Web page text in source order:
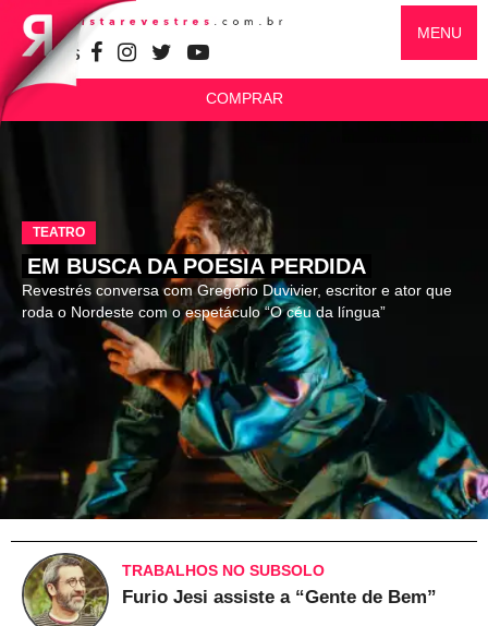
SIGA-NOS
MENU
COMPRAR
TEATRO
EM BUSCA DA POESIA PERDIDA
Revestrés conversa com Gregório Duvivier, escritor e ator que
roda o Nordeste com o espetáculo “O céu da língua”
TRABALHOS NO SUBSOLO
Furio Jesi assiste a “Gente de Bem”